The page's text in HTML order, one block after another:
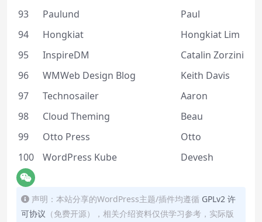
93
Paulund
Paul
94
Hongkiat
Hongkiat Lim
95
InspireDM
Catalin Zorzini
96
WMWeb Design Blog
Keith Davis
97
Technosailer
Aaron
98
Cloud Theming
Beau
99
Otto Press
Otto
100
WordPress Kube Devesh
声明：本站分享的WordPress主题/插件均遵循 GPLv2 许
可协议 （免费开源），相关介绍资料仅供学习参考，实际版